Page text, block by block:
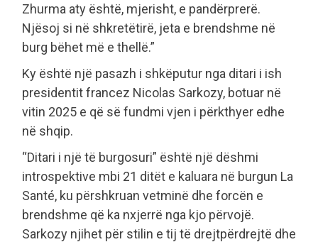
Zhurma aty është, mjerisht, e pandërprerë.
Njësoj si në shkretëtirë, jeta e brendshme në
burg bëhet më e thellë.”
Ky është një pasazh i shkëputur nga ditari i ish
presidentit francez Nicolas Sarkozy, botuar në
vitin 2025 e që së fundmi vjen i përkthyer edhe
në shqip.
“Ditari i një të burgosuri” është një dëshmi
introspektive mbi 21 ditët e kaluara në burgun La
Santé, ku përshkruan vetminë dhe forcën e
brendshme që ka nxjerrë nga kjo përvojë.
Sarkozy njihet për stilin e tij të drejtpërdrejtë dhe